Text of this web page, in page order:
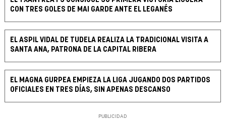
CON TRES GOLES DE MAI GARDE ANTE EL LEGANÉS
EL ASPIL VIDAL DE TUDELA REALIZA LA TRADICIONAL VISITA A
SANTA ANA, PATRONA DE LA CAPITAL RIBERA
EL MAGNA GURPEA EMPIEZA LA LIGA JUGANDO DOS PARTIDOS
OFICIALES EN TRES DÍAS, SIN APENAS DESCANSO